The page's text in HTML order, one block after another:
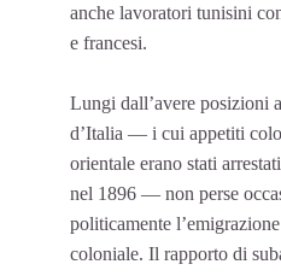
anche lavoratori tunisini
e francesi.
Lungi dall’avere posizioni
d’Italia — i cui appetiti
orientale erano stati
nel 1896 — non perse
politicamente
coloniale. Il rapporto di